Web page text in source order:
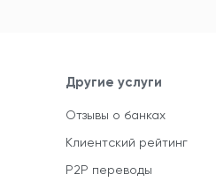
Другие услуги
Отзывы о банках
Клиентский рейтинг
P2P переводы